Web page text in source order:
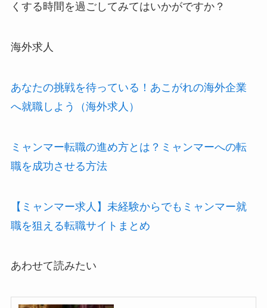
くする時間を過ごしてみてはいかがですか？
海外求人
あなたの挑戦を待っている！あこがれの海外企業
へ就職しよう（海外求人）
ミャンマー転職の進め方とは？ミャンマーへの転
職を成功させる方法
【ミャンマー求人】未経験からでもミャンマー就
職を狙える転職サイトまとめ
あわせて読みたい